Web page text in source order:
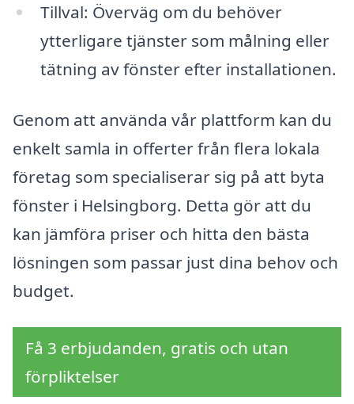
Tillval: Överväg om du behöver
ytterligare tjänster som målning eller
tätning av fönster efter installationen.
Genom att använda vår plattform kan du
enkelt samla in offerter från flera lokala
företag som specialiserar sig på att byta
fönster i Helsingborg. Detta gör att du
kan jämföra priser och hitta den bästa
lösningen som passar just dina behov och
budget.
Få 3 erbjudanden, gratis och utan
förpliktelser